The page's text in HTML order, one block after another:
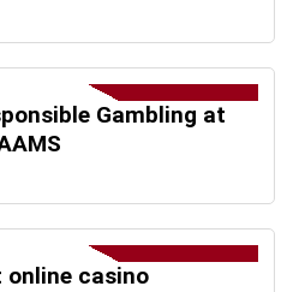
Gambling at
online casino